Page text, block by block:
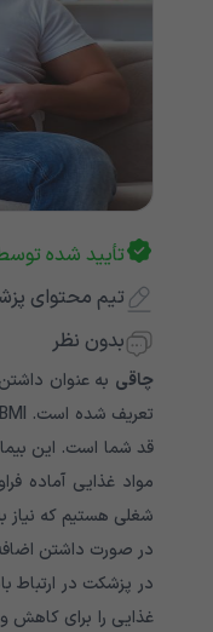
تأیید شده
تیم محتوای
بدون نظر
چاقی
قد شما است. این
مواد غذایی آماده
شغلی هستیم که نیاز
در صورت داشتن
در پزشکت در ارتباط
غذایی را برای کاهش